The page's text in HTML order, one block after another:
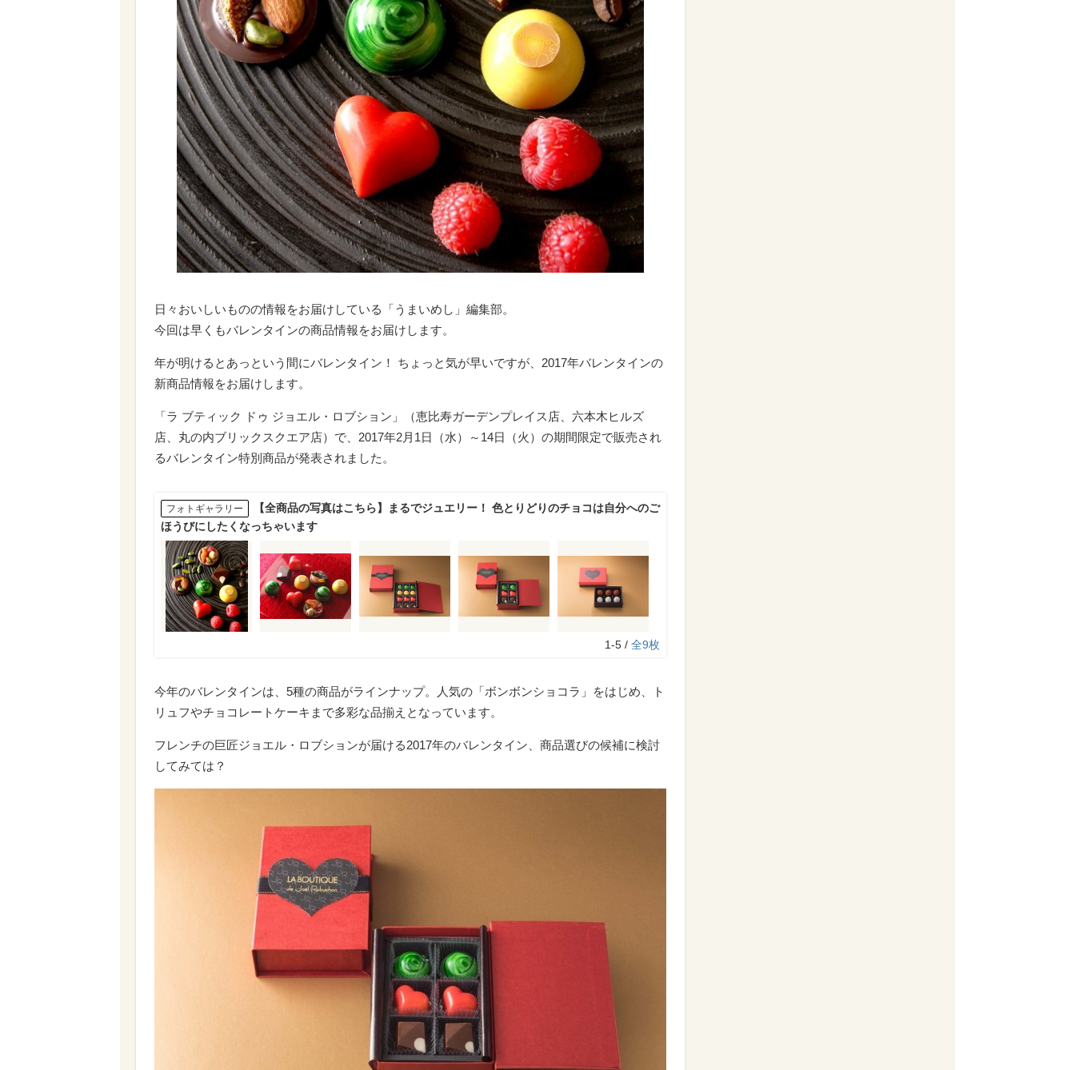
日々おいしいものの情報をお届けしている「うまいめし」編集部。
今回は早くもバレンタインの商品情報をお届けします。
年が明けるとあっという間にバレンタイン！ ちょっと気が早いですが、2017年バレンタインの
新商品情報をお届けします。
「ラ ブティック ドゥ ジョエル・ロブション」（恵比寿ガーデンプレイス店、六本木ヒルズ
店、丸の内ブリックスクエア店）で、2017年2月1日（水）～14日（火）の期間限定で販売され
るバレンタイン特別商品が発表されました。
フォトギャラリー
【全商品の写真はこちら】まるでジュエリー！ 色とりどりのチョコは自分へのご
ほうびにしたくなっちゃいます
1-5 / 全9枚
今年のバレンタインは、5種の商品がラインナップ。人気の「ボンボンショコラ」をはじめ、ト
リュフやチョコレートケーキまで多彩な品揃えとなっています。
フレンチの巨匠ジョエル・ロブションが届ける2017年のバレンタイン、商品選びの候補に検討
してみては？